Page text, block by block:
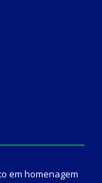
em homenagem